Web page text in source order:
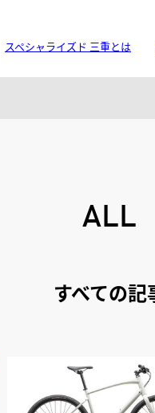
スペシャライズド 三重とは
ALL
すべての記